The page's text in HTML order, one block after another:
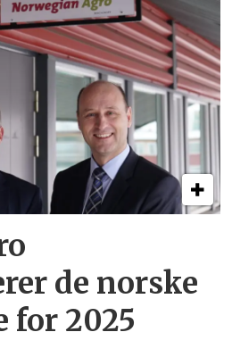
de norske
for 2025